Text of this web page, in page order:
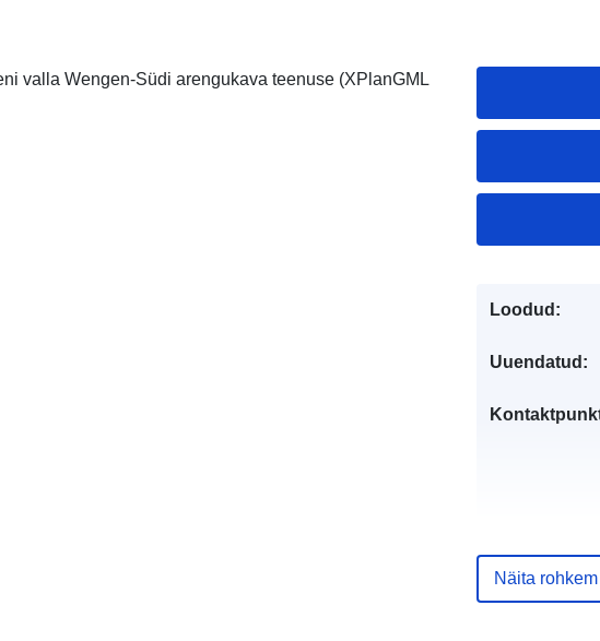
valla Wengen-Südi arengukava teenuse (XPlanGML
Loodud:
Uuendatud:
Näita rohkem